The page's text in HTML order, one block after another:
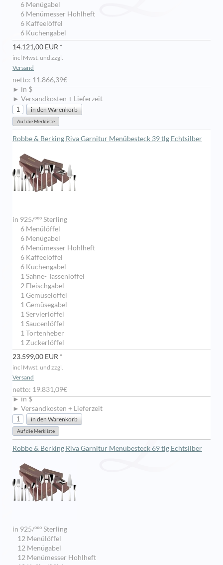
6 Menügabel
6 Menümesser Hohlheft
6 Kaffeelöffel
6 Kuchengabel
14.121,00 EUR *
incl Mwst. und zzgl.
Versand
netto: 11.866,39€
► in $
► Versandkosten + Lieferzeit
Robbe & Berking Riva Garnitur Menübesteck 39 tlg Echtsilber
in 925/ººº Sterling
6 Menülöffel
6 Menügabel
6 Menümesser Hohlheft
6 Kaffeelöffel
6 Kuchengabel
1 Sahne- Tassenlöffel
2 Fleischgabel
1 Gemüselöffel
1 Gemüsegabel
1 Servierlöffel
1 Saucenlöffel
1 Tortenheber
1 Zuckerlöffel
23.599,00 EUR *
incl Mwst. und zzgl.
Versand
netto: 19.831,09€
► in $
► Versandkosten + Lieferzeit
Robbe & Berking Riva Garnitur Menübesteck 69 tlg Echtsilber
in 925/ººº Sterling
12 Menülöffel
12 Menügabel
12 Menümesser Hohlheft